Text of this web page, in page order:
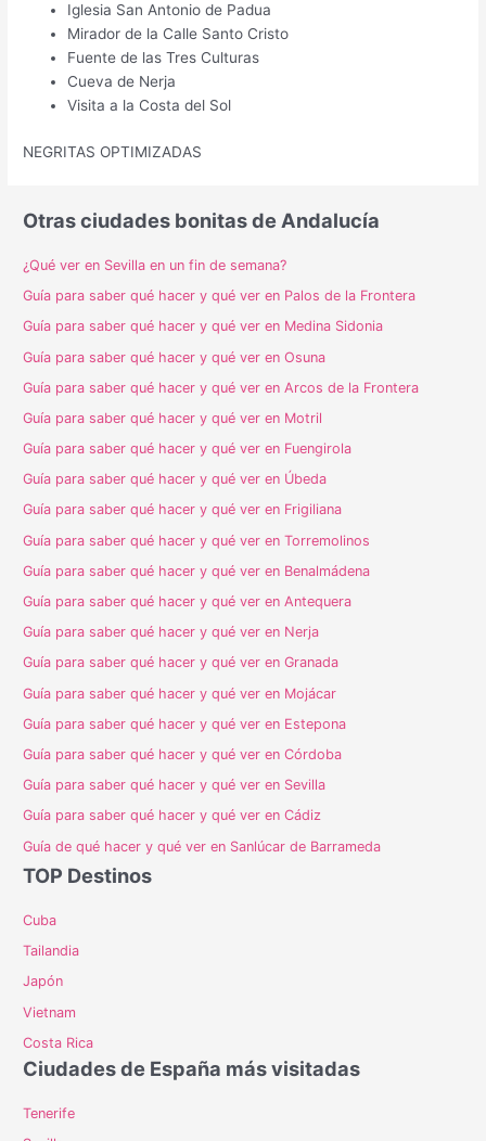
Iglesia San Antonio de Padua
Mirador de la Calle Santo Cristo
Fuente de las Tres Culturas
Cueva de Nerja
Visita a la Costa del Sol
NEGRITAS OPTIMIZADAS
Otras ciudades bonitas de Andalucía
¿Qué ver en Sevilla en un fin de semana?
Guía para saber qué hacer y qué ver en Palos de la Frontera
Guía para saber qué hacer y qué ver en Medina Sidonia
Guía para saber qué hacer y qué ver en Osuna
Guía para saber qué hacer y qué ver en Arcos de la Frontera
Guía para saber qué hacer y qué ver en Motril
Guía para saber qué hacer y qué ver en Fuengirola
Guía para saber qué hacer y qué ver en Úbeda
Guía para saber qué hacer y qué ver en Frigiliana
Guía para saber qué hacer y qué ver en Torremolinos
Guía para saber qué hacer y qué ver en Benalmádena
Guía para saber qué hacer y qué ver en Antequera
Guía para saber qué hacer y qué ver en Nerja
Guía para saber qué hacer y qué ver en Granada
Guía para saber qué hacer y qué ver en Mojácar
Guía para saber qué hacer y qué ver en Estepona
Guía para saber qué hacer y qué ver en Córdoba
Guía para saber qué hacer y qué ver en Sevilla
Guía para saber qué hacer y qué ver en Cádiz
Guía de qué hacer y qué ver en Sanlúcar de Barrameda
TOP Destinos
Cuba
Tailandia
Japón
Vietnam
Costa Rica
Ciudades de España más visitadas
Tenerife